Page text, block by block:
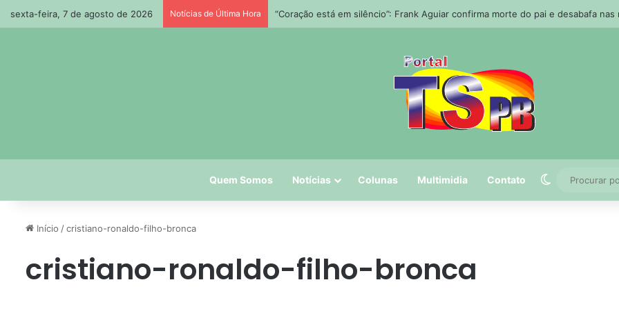
sexta-feira, 7 de agosto de 2026 Notícias de Última Hora “Coração está em silêncio”: Frank Aguiar confirma morte do pai e desabafa nas
Quem Somos Notícias Colunas Multimidia Contato Switch skin
Início /cristiano-ronaldo-filho-bronca
cristiano-ronaldo-filho-bronca